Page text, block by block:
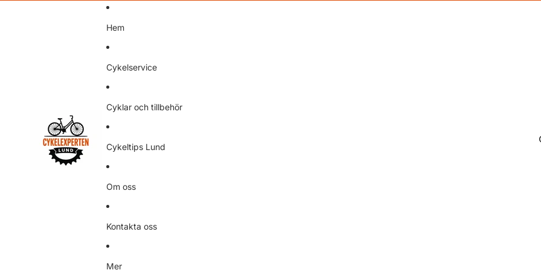
Hem
Cykelservice
Cyklar och tillbehör
Cykeltips Lund
Om oss
Kontakta oss
Mer